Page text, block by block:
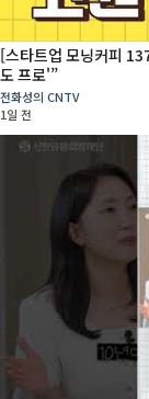
[스타트업 모닝커피
도 프로'”
전화성의 CNTV
1일 전